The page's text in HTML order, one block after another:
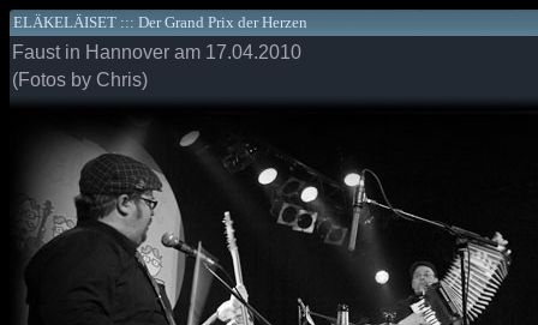
ELÄKELÄISET ::: Der Grand Prix der Herzen
Faust in Hannover am 17.04.2010
(Fotos by Chris)